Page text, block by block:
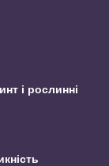
і рослинні